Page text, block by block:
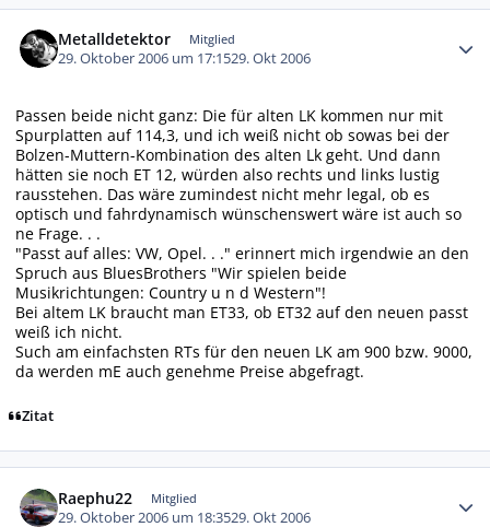
Metalldetektor Mitglied
29. Oktober 2006 um 17:1529. Okt 2006
Passen beide nicht ganz: Die für alten LK kommen nur mit
Spurplatten auf 114,3, und ich weiß nicht ob sowas bei der
Bolzen-Muttern-Kombination des alten Lk geht. Und dann
hätten sie noch ET 12, würden also rechts und links lustig
rausstehen. Das wäre zumindest nicht mehr legal, ob es
optisch und fahrdynamisch wünschenswert wäre ist auch so
ne Frage. . .
"Passt auf alles: VW, Opel. . ." erinnert mich irgendwie an den
Spruch aus BluesBrothers "Wir spielen beide
Musikrichtungen: Country u n d Western"!
Bei altem LK braucht man ET33, ob ET32 auf den neuen passt
weiß ich nicht.
Such am einfachsten RTs für den neuen LK am 900 bzw. 9000,
da werden mE auch genehme Preise abgefragt.
Zitat
Raephu22 Mitglied
29. Oktober 2006 um 18:3529. Okt 2006